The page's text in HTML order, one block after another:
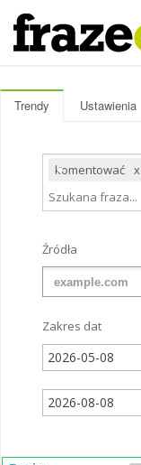
Trendy Ustawienia
komentować
Źródła
Zakres dat